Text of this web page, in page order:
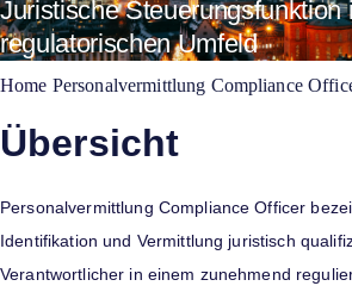
Juristische Steuerungsfunktion
regulatorischen Umfeld
Home Personalvermittlung Compliance
Übersicht
Personalvermittlung Compliance Officer
Identifikation und Vermittlung juristisch
Verantwortlicher in einem zunehmend